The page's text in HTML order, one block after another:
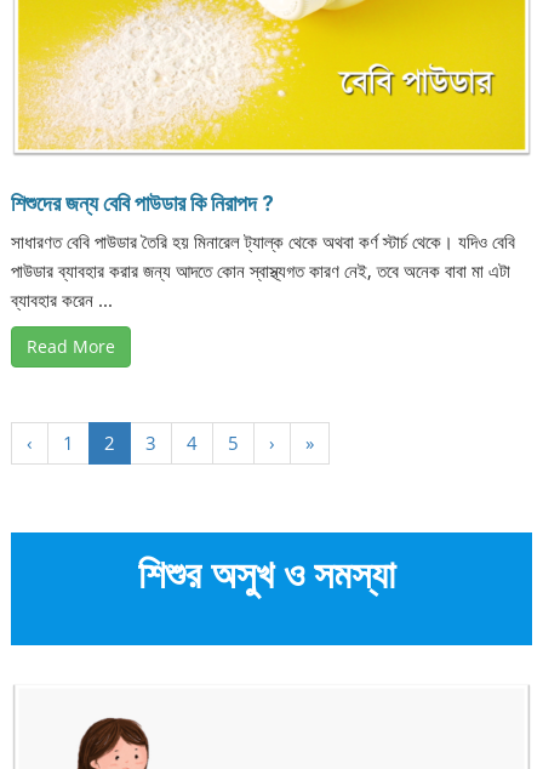
শিশুদের জন্য বেবি পাউডার কি নিরাপদ ?
সাধারণত বেবি পাউডার তৈরি হয় মিনারেল ট্যাল্ক থেকে অথবা কর্ণ স্টার্চ থেকে। যদিও বেবি
পাউডার ব্যাবহার করার জন্য আদতে কোন স্বাস্থ্যগত কারণ নেই, তবে অনেক বাবা মা এটা
ব্যাবহার করেন ...
Read More
‹ 1 2 3 4 5 › »
শিশুর অসুখ ও সমস্যা